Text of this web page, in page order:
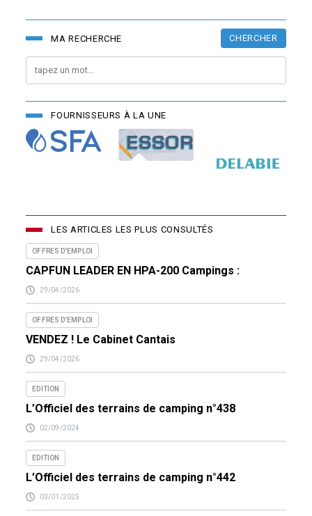
MA RECHERCHE CHERCHER
FOURNISSEURS À LA UNE
LES ARTICLES LES PLUS CONSULTÉS
OFFRES D'EMPLOI
CAPFUN LEADER EN HPA-200 Campings :
29/04/2026
OFFRES D'EMPLOI
VENDEZ ! Le Cabinet Cantais
29/04/2026
EDITION
L’Officiel des terrains de camping n°438
02/09/2024
EDITION
L’Officiel des terrains de camping n°442
03/01/2025